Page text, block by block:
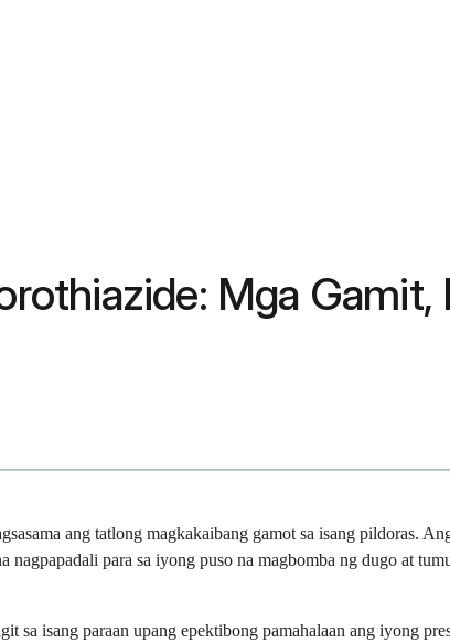
Mga Gamit,
ang tatlong magkakaibang gamot sa isang pildoras.
para sa iyong puso na magbomba ng dugo at
isang paraan upang epektibong pamahalaan ang iyong